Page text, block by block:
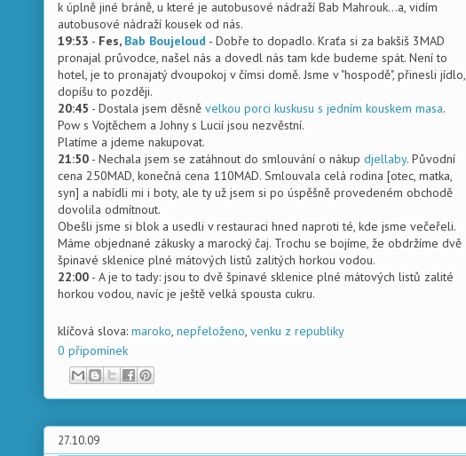
k úplně jiné bráně, u které je autobusové nádraží Bab Mahrouk...a, vidím
autobusové nádraží kousek od nás.
19:53 - Fes, Bab Boujeloud - Dobře to dopadlo. Kraťa si za bakšiš 3MAD
pronajal průvodce, našel nás a dovedl nás tam kde budeme spát. Není to
hotel, je to pronajatý dvoupokoj v čímsi domě. Jsme v "hospodě", přinesli jídlo,
dopíšu to později.
20:45 - Dostala jsem děsně velkou porci kuskusu s jedním kouskem masa.
Pow s Vojtěchem a Johny s Lucií jsou nezvěstní.
Platíme a jdeme nakupovat.
21:50 - Nechala jsem se zatáhnout do smlouvání o nákup djellaby. Původní
cena 250MAD, konečná cena 110MAD. Smlouvala celá rodina [otec, matka,
syn] a nabídli mi i boty, ale ty už jsem si po úspěšně provedeném obchodě
dovolila odmítnout.
Obešli jsme si blok a usedli v restauraci hned naproti té, kde jsme večeřeli.
Máme objednané zákusky a marocký čaj. Trochu se bojíme, že obdržíme dvě
špinavé sklenice plné mátových listů zalitých horkou vodou.
22:00 - A je to tady: jsou to dvě špinavé sklenice plné mátových listů zalité
horkou vodou, navíc je ještě velká spousta cukru.
klíčová slova: maroko, nepřeloženo, venku z republiky
0 připomínek
27.10.09